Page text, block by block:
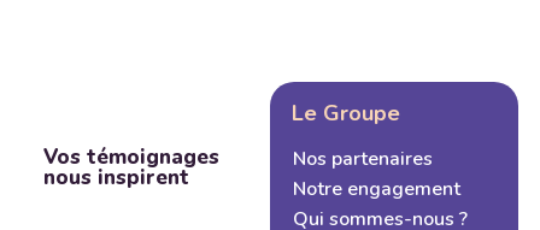
Vos témoignages
nous inspirent
Le Groupe
Nos partenaires
Notre engagement
Qui sommes-nous ?